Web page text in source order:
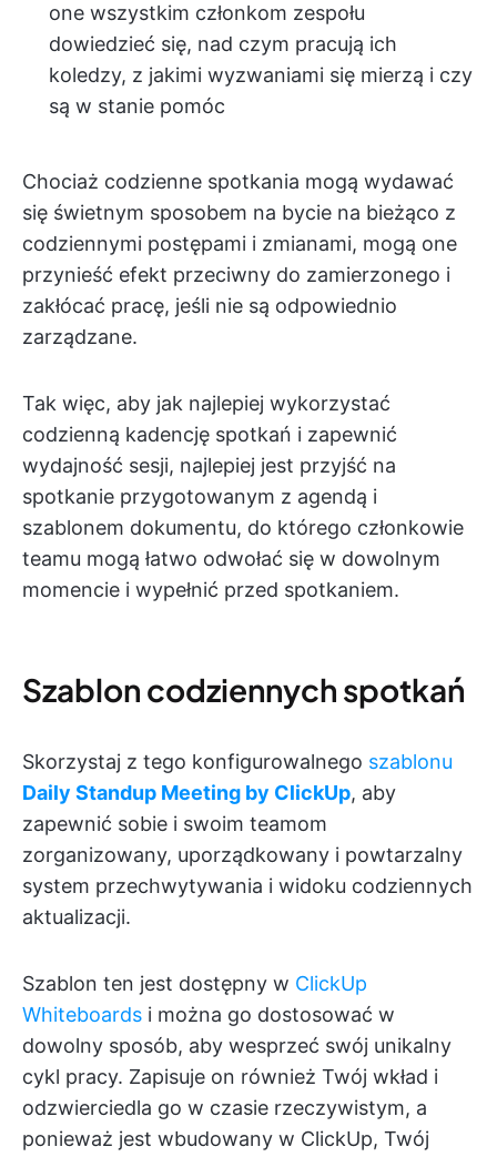
one wszystkim członkom zespołu
dowiedzieć się, nad czym pracują ich
koledzy, z jakimi wyzwaniami się mierzą i czy
są w stanie pomóc
Chociaż codzienne spotkania mogą wydawać
się świetnym sposobem na bycie na bieżąco z
codziennymi postępami i zmianami, mogą one
przynieść efekt przeciwny do zamierzonego i
zakłócać pracę, jeśli nie są odpowiednio
zarządzane.
Tak więc, aby jak najlepiej wykorzystać
codzienną kadencję spotkań i zapewnić
wydajność sesji, najlepiej jest przyjść na
spotkanie przygotowanym z agendą i
szablonem dokumentu, do którego członkowie
teamu mogą łatwo odwołać się w dowolnym
momencie i wypełnić przed spotkaniem.
Szablon codziennych spotkań
Skorzystaj z tego konfigurowalnego szablonu
Daily Standup Meeting by ClickUp, aby
zapewnić sobie i swoim teamom
zorganizowany, uporządkowany i powtarzalny
system przechwytywania i widoku codziennych
aktualizacji.
Szablon ten jest dostępny w ClickUp
Whiteboards i można go dostosować w
dowolny sposób, aby wesprzeć swój unikalny
cykl pracy. Zapisuje on również Twój wkład i
odzwierciedla go w czasie rzeczywistym, a
ponieważ jest wbudowany w ClickUp, Twój